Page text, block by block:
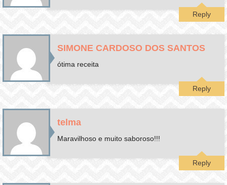
Reply
SIMONE CARDOSO DOS SANTOS
ótima receita
Reply
telma
Maravilhoso e muito saboroso!!!
Reply